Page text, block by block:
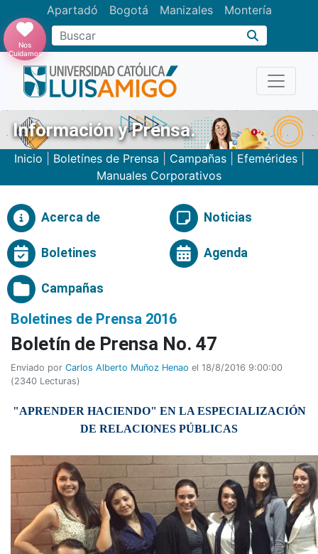
Apartadó Bogotá Manizales Montería
Buscar
Nos
Cuidamos
Información y Prensa.
Inicio Boletínes de Prensa Campañas| Efemérides|
Manuales Corporativos
Acerca de Noticias
Boletines Agenda
Campañas
Boletines de Prensa 2016
Boletí­n de Prensa No. 47
Enviado por Carlos Alberto Muñoz Henao el 18/8/2016 9:00:00
(2340 Lecturas)
"APRENDER HACIENDO" EN LA ESPECIALIZACIÓN
DE RELACIONES PÚBLICAS